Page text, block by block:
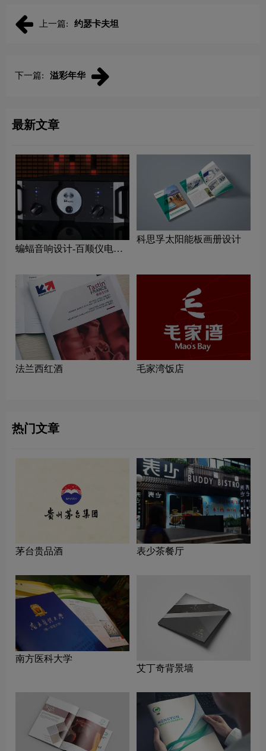
上一篇: 约瑟卡夫坦
下一篇: 溢彩年华
最新文章
蝙蝠音响设计-百顺仪电子
科思孚太阳能板画册设计
法兰西红酒 毛家湾饭店
热门文章
茅台贵品酒 表少茶餐厅
南方医科大学
艾丁奇背景墙